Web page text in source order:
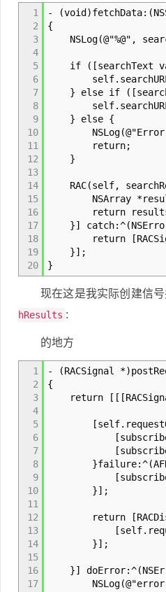
1
2
3
4
5
6
7
8
9
10
11
12
13
14
15
16
17
18
19
20
-
{
NSLog(@"%@",
if ([searchText
self.searchURL =
} else if
self.searchURL =
} else {
NSLog(@"Error
return;
}
RAC(self,
NSArray *results
return
}]
return
}];
}
现在这是我实际创建信
hResults :
的地方
1
2
3
4
5
6
7
8
9
10
11
12
13
14
15
16
17
- (RACSignal
{
return [[[RACSignal
[subscriber
[subscriber
[subscriber
}];
return
}];
}]
NSLog(@"error: